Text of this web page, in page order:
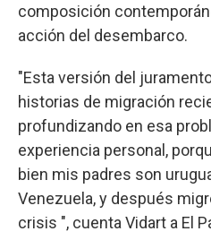
composición
acción del desembarco.
"Esta versión del
historias de migración
profundizando en esa
experiencia personal,
bien mis padres son
Venezuela, y después
crisis ", cuenta Vidart a El